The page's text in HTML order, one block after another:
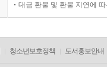
대금 환불 및 환불 지연에
청소년보호정책 도서홍보안내